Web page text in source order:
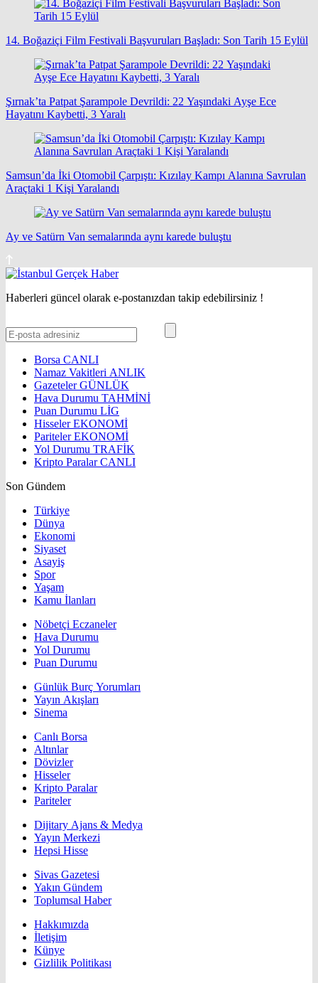
14. Boğaziçi Film Festivali Başvuruları Başladı: Son Tarih 15 Eylül
Şırnak’ta Patpat Şarampole Devrildi: 22 Yaşındaki Ayşe Ece
Hayatını Kaybetti, 3 Yaralı
Samsun’da İki Otomobil Çarpıştı: Kızılay Kampı Alanına Savrulan
Araçtaki 1 Kişi Yaralandı
Ay ve Satürn Van semalarında aynı karede buluştu
Haberleri güncel olarak e-postanızdan takip edebilirsiniz !
Borsa CANLI
Namaz Vakitleri ANLIK
GazetelerGÜNLÜK
Hava Durumu TAHMİNİ
Puan Durumu LİG
HisselerEKONOMİ
ParitelerEKONOMİ
Yol Durumu TRAFİK
Kripto ParalarCANLI
Son Gündem
Türkiye
Dünya
Ekonomi
Siyaset
Asayiş
Spor
Yaşam
Kamu İlanları
Nöbetçi Eczaneler
Hava Durumu
Yol Durumu
Puan Durumu
Günlük Burç Yorumları
Yayın Akışları
Sinema
Canlı Borsa
Altınlar
Dövizler
Hisseler
Kripto Paralar
Pariteler
Dijitary Ajans & Medya
Yayın Merkezi
Hepsi Hisse
Sivas Gazetesi
Yakın Gündem
Toplumsal Haber
Hakkımızda
İletişim
Künye
Gizlilik Politikası